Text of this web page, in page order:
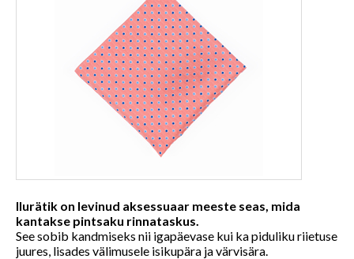
Ilurätik on levinud aksessuaar meeste seas, mida
kantakse pintsaku rinnataskus.
See sobib kandmiseks nii igapäevase kui ka piduliku riietuse
juures, lisades välimusele isikupära ja värvisära.